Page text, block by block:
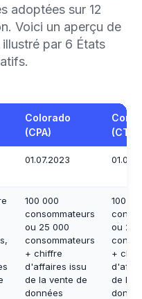
adoptées sur 12
Voici un aperçu de
par 6 États
Colorado
(CPA)
01.07.2023
100 000
consommateurs
ou 25 000
consommateurs
+ chiffre
d'affaires issu
de la vente de
données
100
ou 25
+
de la